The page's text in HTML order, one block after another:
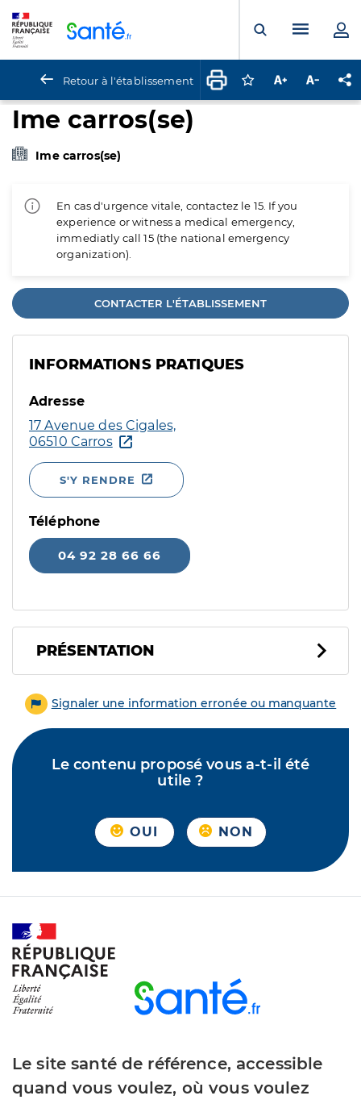
Ouvrir laMenu
Retour à l'établissement Connectez-vous
Augmenter la
Ime carros(se)
Ime carros(se)
En cas d'urgence vitale, contactez le 15. If you
experience or witness a medical emergency,
immediatly call 15 (the national emergency
organization).
CONTACTER L'ÉTABLISSEMENT
INFORMATIONS PRATIQUES
Adresse
17 Avenue des Cigales,
06510 Carros
S'Y RENDRE
Téléphone
04 92 28 66 66
PRÉSENTATION
Signaler une information erronée ou manquante
Le contenu proposé vous a-t-il été
utile ?
OUI NON
Le site santé de référence, accessible
quand vous voulez, où vous voulez